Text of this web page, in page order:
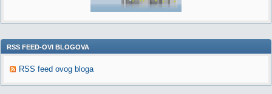
RSS FEED-OVI BLOGOVA
RSS feed ovog bloga